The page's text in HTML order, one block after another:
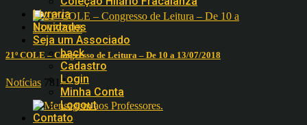
Livraria
Novidades
Seja um Associado
back
Cadastro
Login
Minha Conta
Logout
Contato
21º COLE – Congresso de Leitura – De 10 a 13/07/2018
Notícias 7817